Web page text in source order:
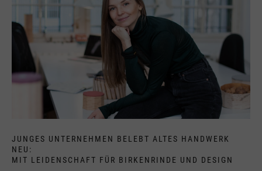
JUNGES UNTERNEHMEN BELEBT ALTES HANDWERK
NEU:
MIT LEIDENSCHAFT FÜR BIRKENRINDE UND DESIGN